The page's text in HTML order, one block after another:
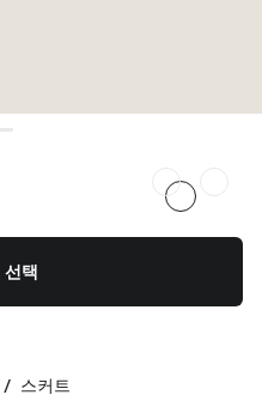
선택
/ 스커트